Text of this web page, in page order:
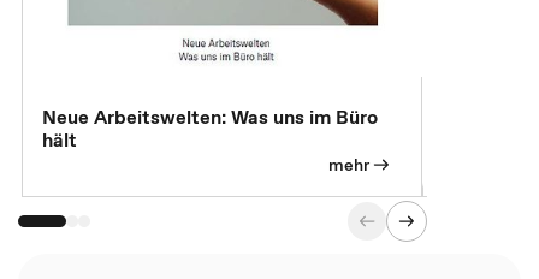
Neue Arbeitswelten: Was uns im Büro
hält
mehr